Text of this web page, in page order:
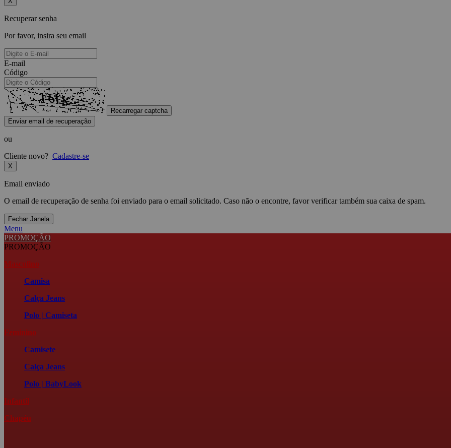
Recuperar senha
Por favor, insira seu email
E-mail
Código
Recarregar captcha
Enviar email de recuperação
ou
Cliente novo? Cadastre-se
X
Email enviado
O email de recuperação de senha foi enviado para o email solicitado. Caso não o encontre, favor verificar também sua caixa de spam.
Fechar Janela
Menu
PROMOÇÃO
PROMOÇÃO
Masculino
Camisa
Calça Jeans
Polo | Camiseta
Feminino
Camisete
Calça Jeans
Polo | BabyLook
Infantil
Chapéu